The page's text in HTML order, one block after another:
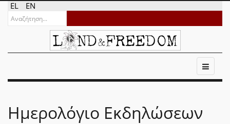
EL EN
Ημερολόγιο Εκδηλώσεων